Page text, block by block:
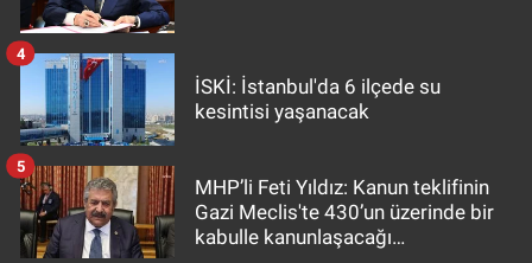
İSKİ: İstanbul'da 6 ilçede su
kesintisi yaşanacak
4
MHP’li Feti Yıldız: Kanun teklifinin
Gazi Meclis'te 430’un üzerinde bir
kabulle kanunlaşacağı
5